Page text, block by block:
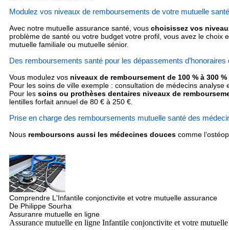
Modulez vos niveaux de remboursements de votre mutuelle santé
Avec notre mutuelle assurance santé, vous choisissez vos
problème de santé ou votre budget votre profil, vous avez le
mutuelle familiale ou mutuelle sénior.
Des remboursements santé pour les dépassements
Vous modulez vos niveaux de remboursement de 100 % à 300
Pour les soins de ville exemple : consultation de médecins
Pour les soins ou prothèses dentaires niveaux de
lentilles forfait annuel de 80 € à 250 €.
Prise en charge des remboursements mutuelle santé des
Nous remboursons aussi les médecines douces comme
Comprendre L'Infantile conjonctivite et votre mutuelle assurance
De Philippe Sourha
Assuranre mutuelle en ligne
Assurance mutuelle en ligne Infantile conjonctivite et votre mutuelle